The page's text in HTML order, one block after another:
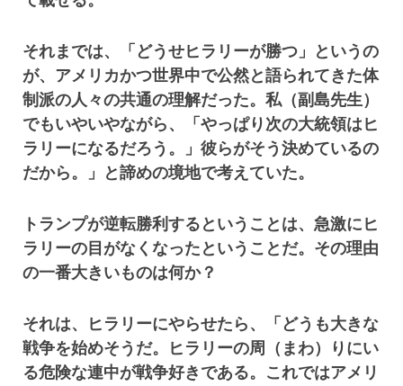
それまでは、「どうせヒラリーが勝つ」というの
が、アメリカかつ世界中で公然と語られてきた体
制派の人々の共通の理解だった。私（副島先生）
でもいやいやながら、「やっぱり次の大統領はヒ
ラリーになるだろう。」彼らがそう決めているの
だから。」と諦めの境地で考えていた。
トランプが逆転勝利するということは、急激にヒ
ラリーの目がなくなったということだ。その理由
の一番大きいものは何か？
それは、ヒラリーにやらせたら、「どうも大きな
戦争を始めそうだ。ヒラリーの周（まわ）りにい
る危険な連中が戦争好きである。これではアメリ